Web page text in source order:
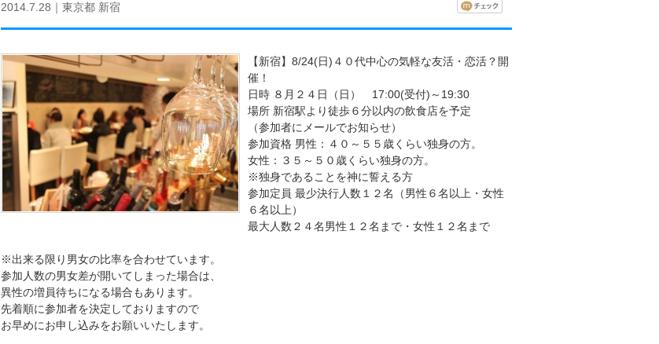
2014.7.28｜ 東京都 新宿
【新宿】8/24(日)４０代中心の気軽な友活・恋活？開
催！
日時 ８月２４日（日） 17:00(受付)～19:30
場所 新宿駅より徒歩６分以内の飲食店を予定
（参加者にメールでお知らせ）
参加資格 男性：４０～５５歳くらい独身の方。
女性：３５～５０歳くらい独身の方。
※独身であることを神に誓える方
参加定員 最少決行人数１２名（男性６名以上・女性
６名以上）
最大人数２４名男性１２名まで・女性１２名まで
※出来る限り男女の比率を合わせています。
参加人数の男女差が開いてしまった場合は、
異性の増員待ちになる場合もあります。
先着順に参加者を決定しておりますので
お早めにお申し込みをお願いいたします。